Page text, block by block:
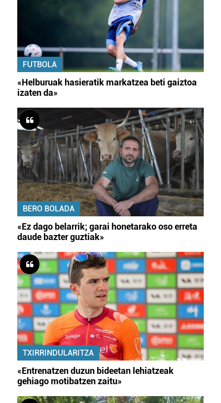
FUTBOLA
«Helburuak hasieratik markatzea beti gaiztoa
izaten da»
BERO BOLADA
«Ez dago belarrik; garai honetarako oso erreta
daude bazter guztiak»
TXIRRINDULARITZA
«Entrenatzen duzun bideetan lehiatzeak
gehiago motibatzen zaitu»